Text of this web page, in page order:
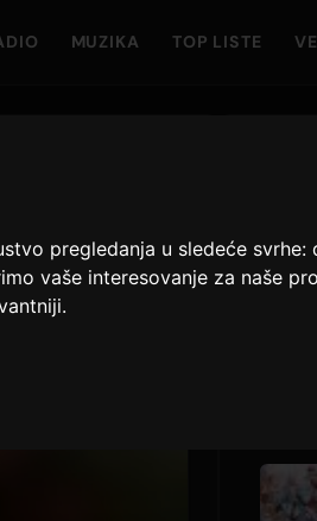
pregledanja u sledeće svrhe:
vaše interesovanje za naše
.
MUZIKA TOP LISTE